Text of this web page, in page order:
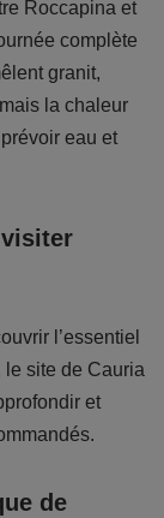
Roccapina et
complète
granit,
la chaleur
eau et
l’essentiel
site de Cauria
et
de